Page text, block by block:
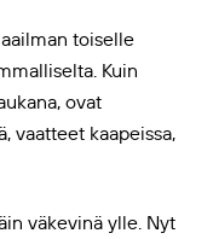
toiselle
Kuin
ovat
vaatteet kaapeissa,
väkevinä ylle. Nyt